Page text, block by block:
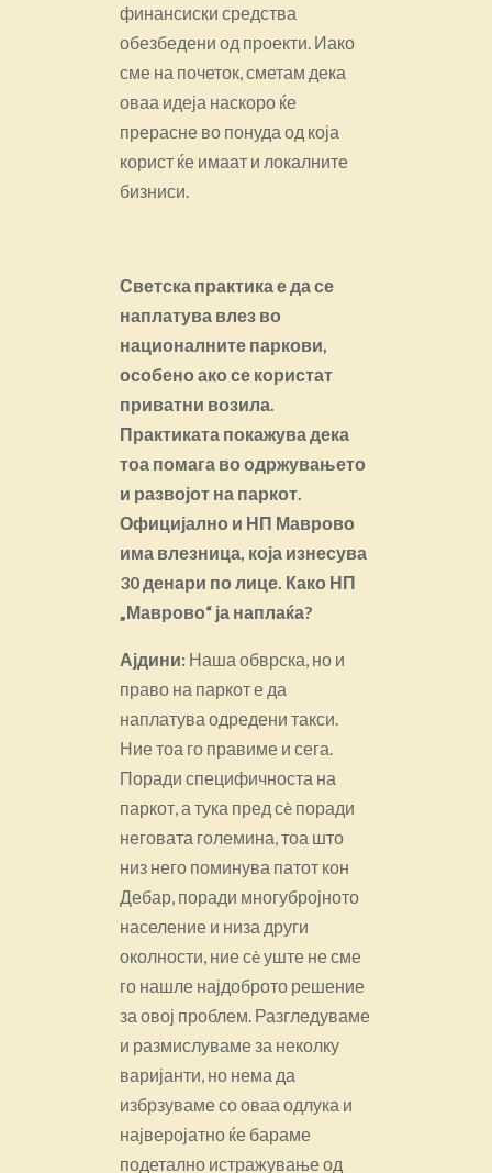
финансиски средства
обезбедени од проекти. Иако
сме на почеток, сметам дека
оваа идеја наскоро ќе
прерасне во понуда од која
корист ќе имаат и локалните
бизниси.
Светска практика е да се
наплатува влез во
националните паркови,
особено ако се користат
приватни возила.
Практиката покажува дека
тоа помага во одржувањето
и развојот на паркот.
Официјално и НП Маврово
има влезница, која изнесува
30 денари по лице. Како НП
„Маврово“ ја наплаќа?
Ајдини: Наша обврска, но и
право на паркот е да
наплатува одредени такси.
Ние тоа го правиме и сега.
Поради специфичноста на
паркот, а тука пред сè поради
неговата големина, тоа што
низ него поминува патот кон
Дебар, поради многубројното
население и низа други
околности, ние сè уште не сме
го нашле најдоброто решение
за овој проблем. Разгледуваме
и размислуваме за неколку
варијанти, но нема да
избрзуваме со оваа одлука и
најверојатно ќе бараме
подетално истражување од